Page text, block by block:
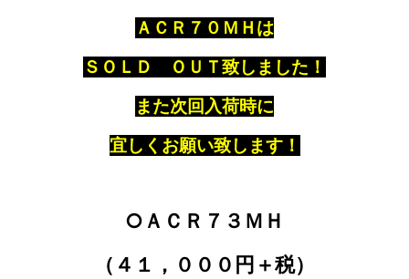
ＡＣＲ７０ＭＨは
ＳＯＬＤ ＯＵＴ致しました！
また次回入荷時に
宜しくお願い致します！
○ＡＣＲ７３ＭＨ
（４１，０００円＋税）